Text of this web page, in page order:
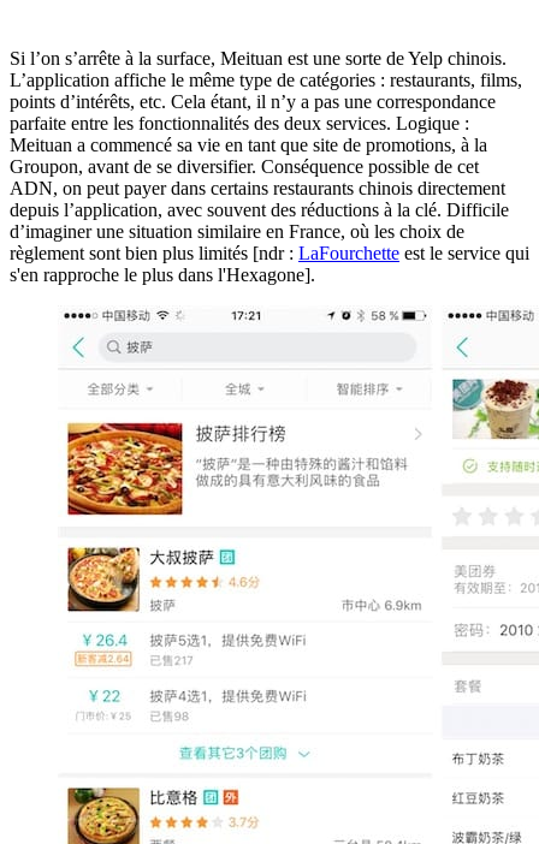
Si l’on s’arrête à la surface, Meituan est une sorte de Yelp chinois.
L’application affiche le même type de catégories : restaurants, films,
points d’intérêts, etc. Cela étant, il n’y a pas une correspondance
parfaite entre les fonctionnalités des deux services. Logique :
Meituan a commencé sa vie en tant que site de promotions, à la
Groupon, avant de se diversifier. Conséquence possible de cet
ADN, on peut payer dans certains restaurants chinois directement
depuis l’application, avec souvent des réductions à la clé. Difficile
d’imaginer une situation similaire en France, où les choix de
règlement sont bien plus limités [ndr : LaFourchette est le service qui
s'en rapproche le plus dans l'Hexagone].